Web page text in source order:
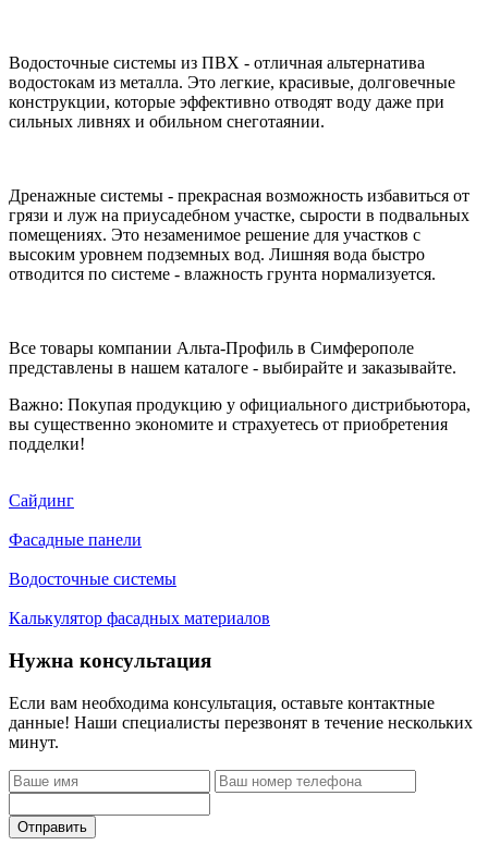
Водосточные системы из ПВХ - отличная альтернатива
водостокам из металла. Это легкие, красивые, долговечные
конструкции, которые эффективно отводят воду даже при
сильных ливнях и обильном снеготаянии.
Дренажные системы - прекрасная возможность избавиться от
грязи и луж на приусадебном участке, сырости в подвальных
помещениях. Это незаменимое решение для участков с
высоким уровнем подземных вод. Лишняя вода быстро
отводится по системе - влажность грунта нормализуется.
Все товары компании Альта-Профиль в Симферополе
представлены в нашем каталоге - выбирайте и заказывайте.
Важно: Покупая продукцию у официального дистрибьютора,
вы существенно экономите и страхуетесь от приобретения
подделки!
Сайдинг
Фасадные панели
Водосточные системы
Калькулятор фасадных материалов
Нужна консультация
Если вам необходима консультация, оставьте контактные
данные! Наши специалисты перезвонят в течение нескольких
минут.
Отправить